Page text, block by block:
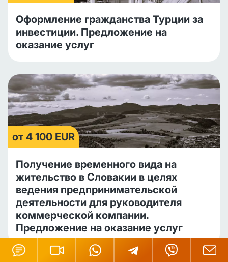
Оформление гражданства Турции за
инвестиции. Предложение на
оказание услуг
от 4 100 EUR
Получение временного вида на
жительство в Словакии в целях
ведения предпринимательской
деятельности для руководителя
коммерческой компании.
Предложение на оказание услуг